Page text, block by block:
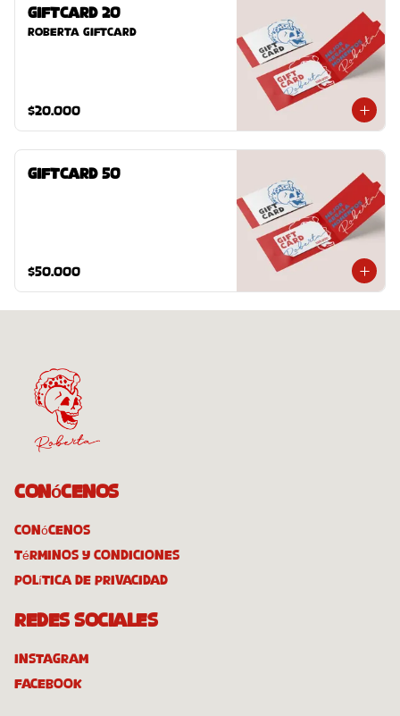
GiftCard 20
Roberta GiftCard
$20.000
GiftCard 50
$50.000
Conócenos
Conócenos
Términos y condiciones
Política de privacidad
Redes sociales
Instagram
Facebook